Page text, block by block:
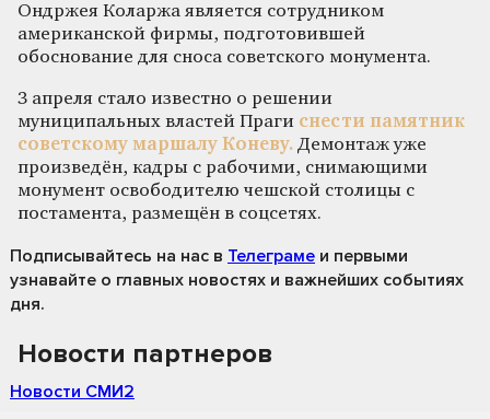
Ондржея Коларжа является сотрудником
американской фирмы, подготовившей
обоснование для сноса советского монумента.
3 апреля стало известно о решении
муниципальных властей Праги снести памятник
советскому маршалу Коневу. Демонтаж уже
произведён, кадры с рабочими, снимающими
монумент освободителю чешской столицы с
постамента, размещён в соцсетях.
Подписывайтесь на нас в Телеграме и первыми
узнавайте о главных новостях и важнейших событиях
дня.
Новости партнеров
Новости СМИ2